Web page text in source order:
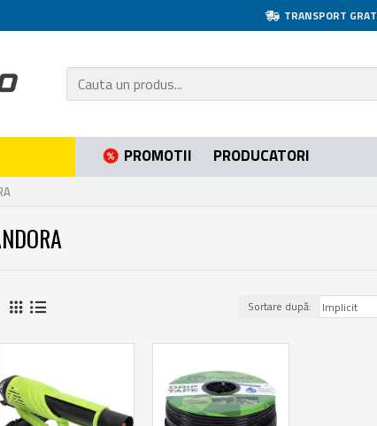
TRANSPORT
PROMOTII PRODUCATORI
Sortare după: